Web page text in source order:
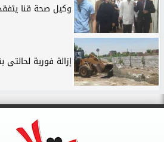
وكيل صحة قنا
إزالة فورية